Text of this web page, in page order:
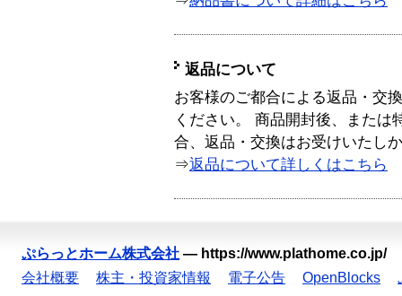
返品について
お客様のご都合による返品・交
ください。 商品開封後、または
合、返品・交換はお受けいたし
⇒返品について詳しくはこちら
ぷらっとホーム株式会社 — https://www.plathome.co.jp/
会社概要
株主・投資家情報 電子公告 OpenBlocks